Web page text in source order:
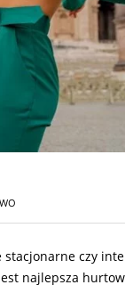
stacjonarne czy
najlepsza